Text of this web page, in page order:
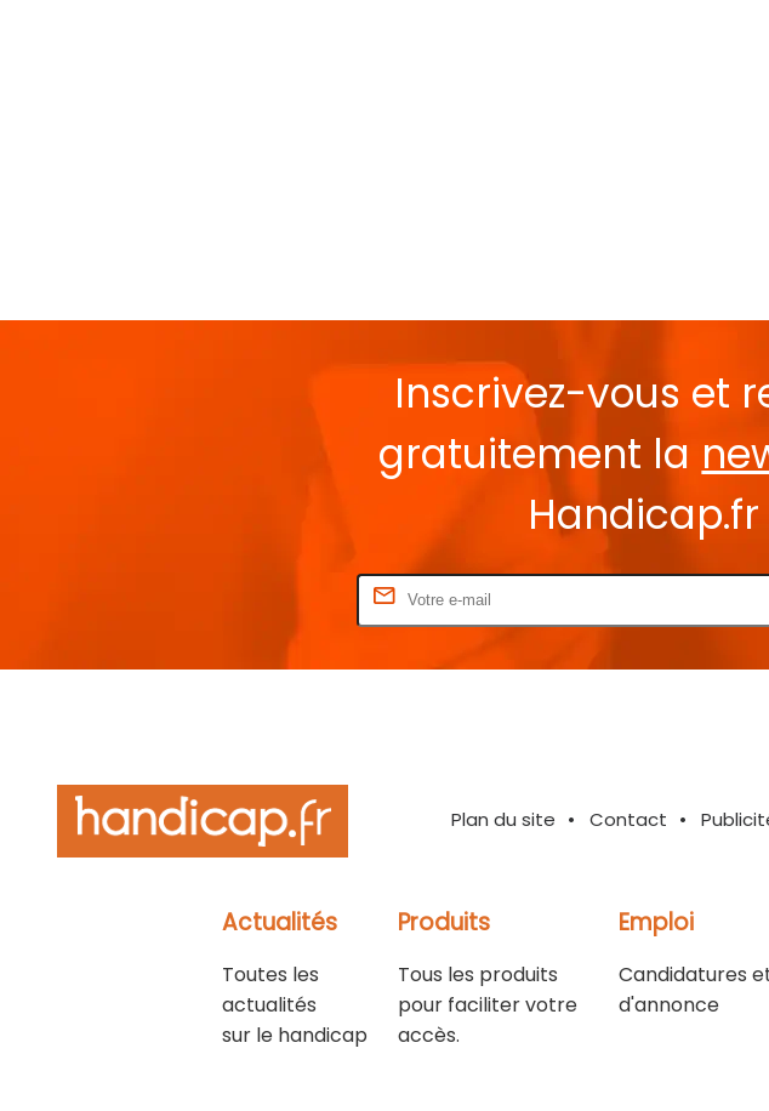
Inscrivez-vous et
gratuitement la
Handicap.fr
Plan du site Contact
Actualités
Toutes les
actualités
sur le handicap
Produits
Tous les produits
pour faciliter votre
accès.
Emploi
Candidatures
d'annonce